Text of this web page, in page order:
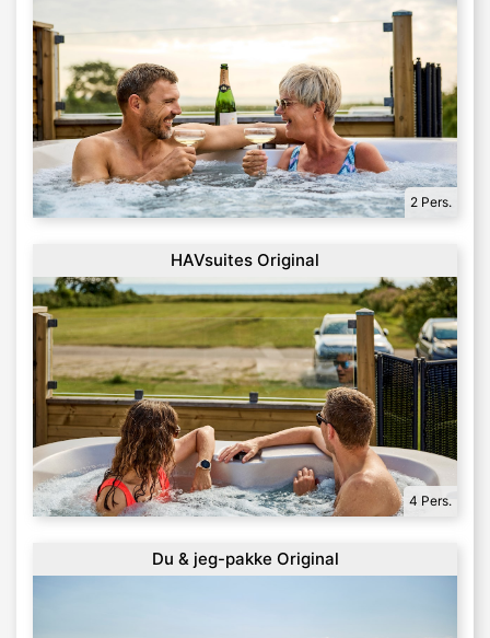
2 Pers.
HAVsuites Original
4 Pers.
Du & jeg-pakke Original